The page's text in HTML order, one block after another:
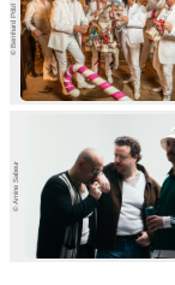
© Bernhard Pölzl
© Amine Sabeur